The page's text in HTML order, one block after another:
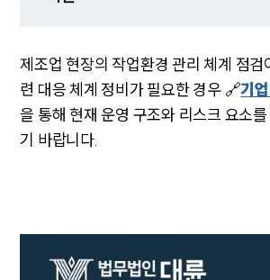
NEWS
언론보도
대륜법률상담예약
제조업 현장의 작업환경 관리 체계 점검
련 대응 체계 정비가 필요한 경우 🔗기
을 통해 현재 운영 구조와 리스크 요소
기 바랍니다.